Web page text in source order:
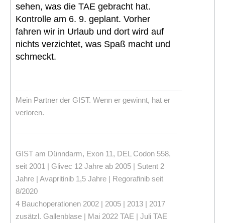
sehen, was die TAE gebracht hat.
Kontrolle am 6. 9. geplant. Vorher
fahren wir in Urlaub und dort wird auf
nichts verzichtet, was Spaß macht und
schmeckt.
Mein Partner der GIST. Wenn er gewinnt, hat er
verloren.
GIST am Dünndarm, Exon 11, DEL Codon 558,
seit 2001 | Glivec 12 Jahre ab 2005 | Sutent 2
Jahre | Avapritinib 1,5 Jahre | Regorafinib seit
8/2020
4 Bauchoperationen 2002 | 2005 | 2013 | 2017
zusätzl. Gallenblase | Mai 2022 TAE | Juli TAE